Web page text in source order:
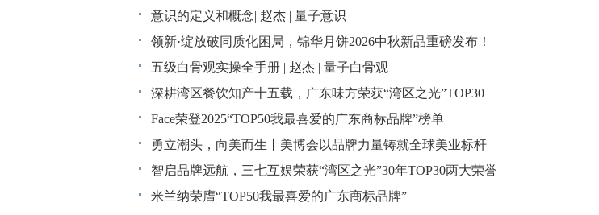
意识的定义和概念| 赵杰 | 量子意识
领新·绽放破同质化困局，锦华月饼2026中秋新品重磅发布！
五级白骨观实操全手册 | 赵杰 | 量子白骨观
深耕湾区餐饮知产十五载，广东味方荣获“湾区之光”TOP30
Face荣登2025“TOP50我最喜爱的广东商标品牌”榜单
勇立潮头，向美而生丨美博会以品牌力量铸就全球美业标杆
智启品牌远航，三七互娱荣获“湾区之光”30年TOP30两大荣誉
米兰纳荣膺“TOP50我最喜爱的广东商标品牌”